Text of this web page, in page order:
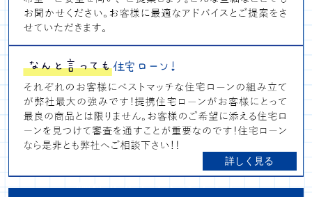
詳しく見る